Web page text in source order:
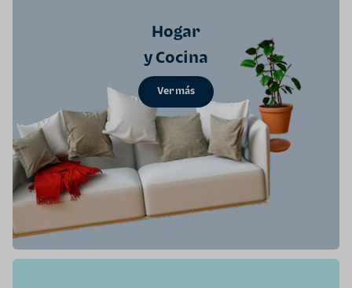
Hogar
y Cocina
Ver más